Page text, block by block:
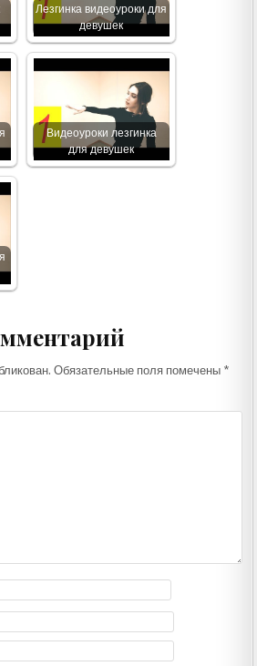
Лезгинка видеоуроки для
девушек
Видеоуроки лезгинка
для девушек
Обязательные поля помечены *